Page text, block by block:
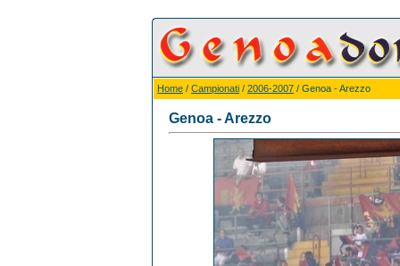
Home / Campionati / 2006-2007 / Genoa - Arezzo
Genoa - Arezzo